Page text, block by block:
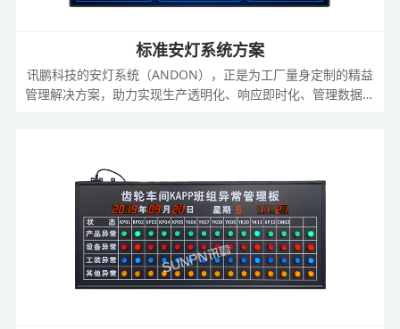
标准安灯系统方案
讯鹏科技的安灯系统（ANDON），正是为工厂量身定制的精益
管理解决方案，助力实现生产透明化、响应即时化、管理数据化